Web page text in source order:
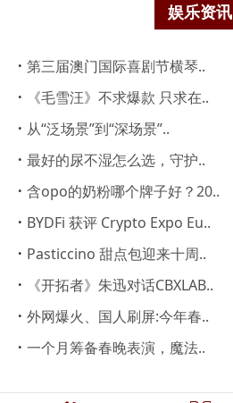
娱乐资讯
· 第三届澳门国际喜剧节横琴..
· 《毛雪汪》不求爆款 只求在..
· 从“泛场景”到“深场景”..
· 最好的尿不湿怎么选，守护..
· 含opo的奶粉哪个牌子好？20..
· BYDFi 获评 Crypto Expo Eu..
· Pasticcino 甜点包迎来十周..
· 《开拓者》朱迅对话CBXLAB..
· 外网爆火、国人刷屏:今年春..
· 一个月筹备春晚表演，魔法..